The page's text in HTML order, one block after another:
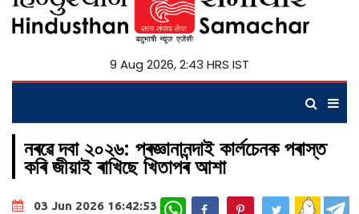
9 Aug 2026, 2:43 HRS IST
নৰৱে দবা ২০২৬: প্ৰজ্ঞানানন্দাই কাৰ্লচেনক পৰাস্ত
কৰি জীয়াই ৰাখিছে খিতাপৰ আশা
03 Jun 2026 16:42:53 WhatsApp